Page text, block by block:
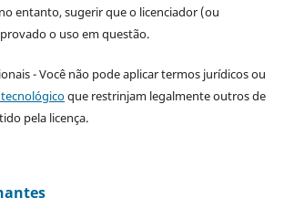
entanto, sugerir que o licenciador (ou
o uso em questão.
- Você não pode aplicar termos jurídicos ou
que restrinjam legalmente outros de
pela licença.